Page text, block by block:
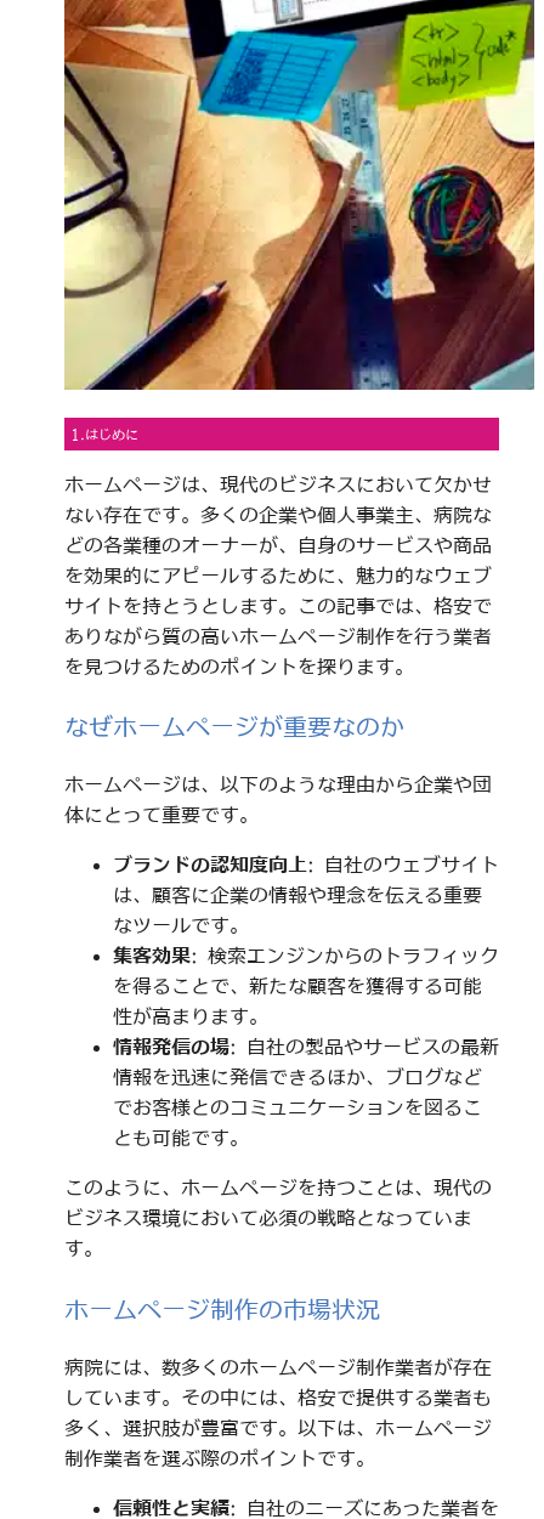
1.はじめに
ホームページは、現代のビジネスにおいて欠かせ
ない存在です。多くの企業や個人事業主、病院な
どの各業種のオーナーが、自身のサービスや商品
を効果的にアピールするために、魅力的なウェブ
サイトを持とうとします。この記事では、格安で
ありながら質の高いホームページ制作を行う業者
を見つけるためのポイントを探ります。
なぜホームページが重要なのか
ホームページは、以下のような理由から企業や団
体にとって重要です。
ブランドの認知度向上: 自社のウェブサイト
は、顧客に企業の情報や理念を伝える重要
なツールです。
集客効果: 検索エンジンからのトラフィック
を得ることで、新たな顧客を獲得する可能
性が高まります。
情報発信の場: 自社の製品やサービスの最新
情報を迅速に発信できるほか、ブログなど
でお客様とのコミュニケーションを図るこ
とも可能です。
このように、ホームページを持つことは、現代の
ビジネス環境において必須の戦略となっていま
す。
ホームページ制作の市場状況
病院には、数多くのホームページ制作業者が存在
しています。その中には、格安で提供する業者も
多く、選択肢が豊富です。以下は、ホームページ
制作業者を選ぶ際のポイントです。
信頼性と実績: 自社のニーズにあった業者を